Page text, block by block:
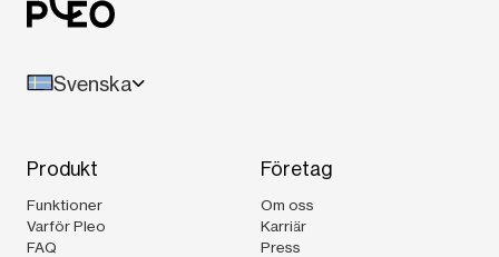
Svenska
Produkt
Funktioner
Varför Pleo
FAQ
Företag
Om oss
Karriär
Press